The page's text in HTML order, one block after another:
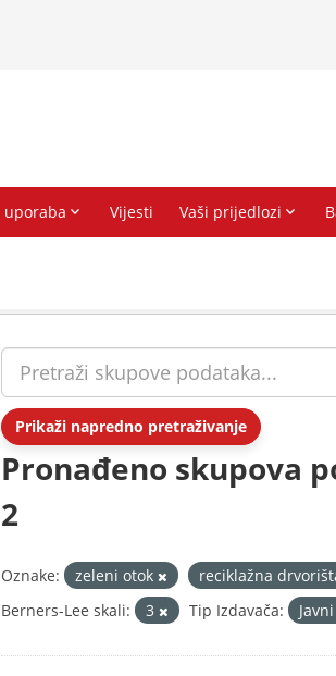
Prikaži napredno pretraživanje
Pronađeno skupova
2
Oznake: zeleni otok reciklažna
Berners-Lee skali:
3 Tip Izdavača: